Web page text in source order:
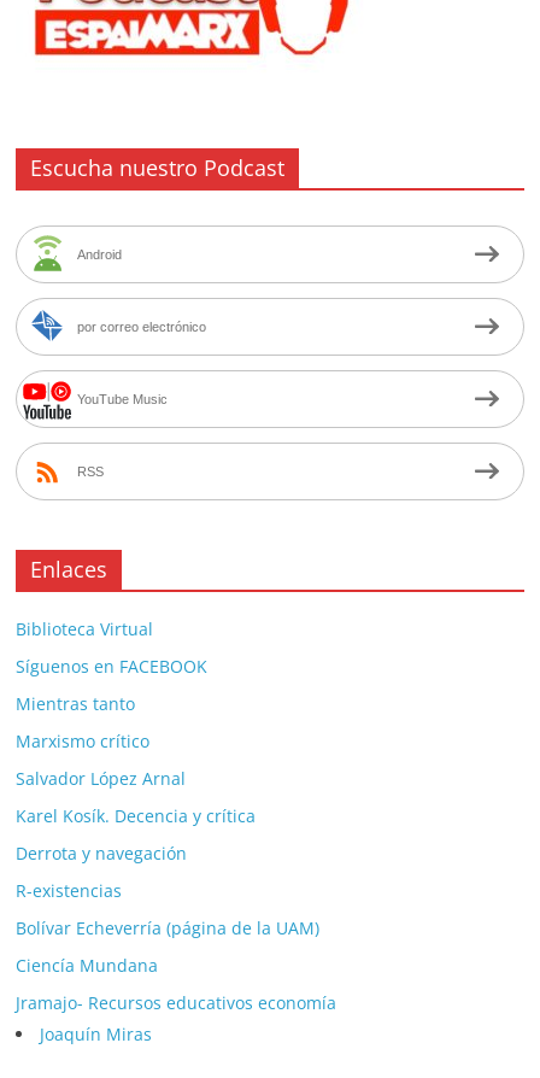
Escucha nuestro Podcast
Android
por correo electrónico
YouTube Music
RSS
Enlaces
Biblioteca Virtual
Síguenos en FACEBOOK
Mientras tanto
Marxismo crítico
Salvador López Arnal
Karel Kosík. Decencia y crítica
Derrota y navegación
R-existencias
Bolívar Echeverría (página de la UAM)
Ciencía Mundana
Jramajo- Recursos educativos economía
Joaquín Miras